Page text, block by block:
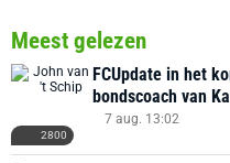
Meest gelezen
2800
FCUpdate in het
bondscoach van
7 aug. 13:02